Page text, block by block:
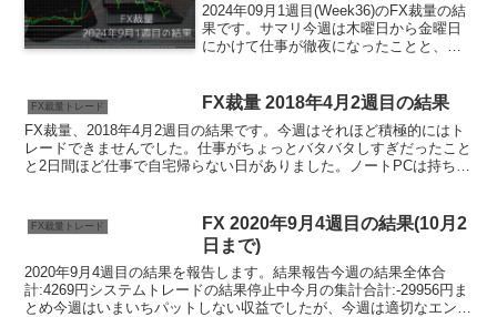
2024年09月1週目(Week36)のFX裁量の結
果です。サマリ今週は木曜日から金曜日
にかけて仕事が徹夜になったことと、金
あまりないけど、いけていない人が担当
している...
FX裁量トレード FX裁量 2018年4月2週目の結果
FX裁量、2018年4月2週目の結果です。今週はそれほど積極的にはト
レードできませんでした。仕事がちょっとバタバタしすぎだったこと
と2日間ほど仕事で自宅帰らない日がありました。ノートPCは持ち歩
FX裁量トレード
FX 2020年9月4週目の結果(10月2
日まで)
2020年9月4週目の結果を報告します。結果報告今週の結果全体合
計:4269円システムトレードの結果停止中今月の集計合計:-29956円ま
とめ今週はいまいちパットしない収益でしたが、今週は適切なエント